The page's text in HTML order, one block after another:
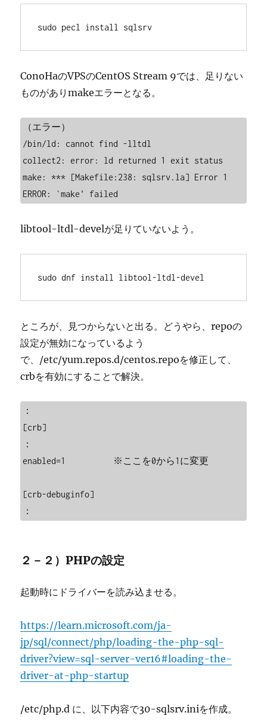
sudo pecl install sqlsrv
ConoHaのVPSのCentOS Stream 9では、足りない
ものがありmakeエラーとなる。
（エラー）
/bin/ld: cannot find -lltdl
collect2: error: ld returned 1 exit status
make: *** [Makefile:238: sqlsrv.la] Error 1
libtool-ltdl-develが足りていないよう。
sudo dnf install libtool-ltdl-devel
ところが、見つからないと出る。どうやら、repoの
設定が無効になっているよう
で、/etc/yum.repos.d/centos.repoを修正して、
crbを有効にすることで解決。
：
[crb]
：
enabled=1　　　　　※ここを0から1に変更
[crb-debuginfo]
：
２－２）PHPの設定
起動時にドライバーを読み込ませる。
https://learn.microsoft.com/ja-
jp/sql/connect/php/loading-the-php-sql-
driver?view=sql-server-ver16#loading-the-
driver-at-php-startup
/etc/php.d に、以下内容で30-sqlsrv.iniを作成。